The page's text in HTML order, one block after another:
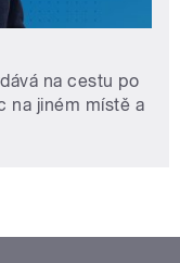
na cestu po
na jiném místě a